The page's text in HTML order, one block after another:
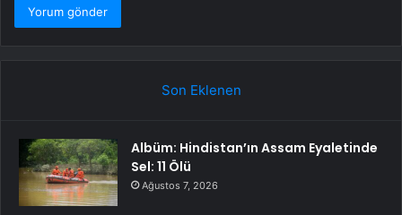
Son Eklenen
Albüm: Hindistan’ın Assam Eyaletinde
Sel: 11 Ölü
Ağustos 7, 2026